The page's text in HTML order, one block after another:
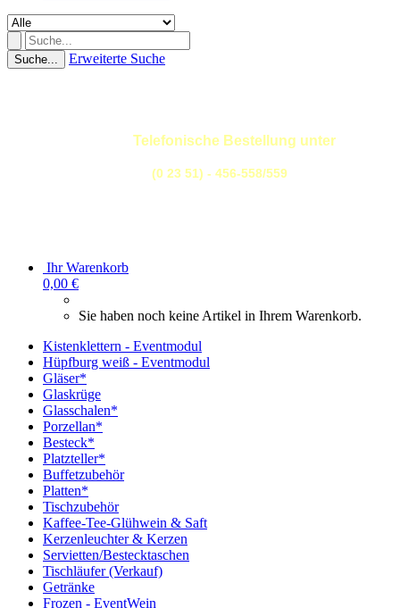
Suche... Erweiterte Suche
Telefonische Bestellung unter
(0 23 51) - 456-558/559
Ihr Warenkorb
0,00 €
Sie haben noch keine Artikel in Ihrem Warenkorb.
Kistenklettern - Eventmodul
Hüpfburg weiß - Eventmodul
Gläser*
Glaskrüge
Glasschalen*
Porzellan*
Besteck*
Platzteller*
Buffetzubehör
Platten*
Tischzubehör
Kaffee-Tee-Glühwein & Saft
Kerzenleuchter & Kerzen
Servietten/Bestecktaschen
Tischläufer (Verkauf)
Getränke
Frozen - EventWein